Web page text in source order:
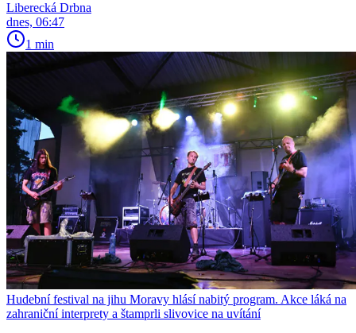
Liberecká Drbna
dnes, 06:47
1 min
Hudební festival na jihu Moravy hlásí nabitý program. Akce láká na
zahraniční interprety a štamprli slivovice na uvítání